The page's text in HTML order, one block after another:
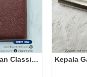
Kotak Rokok Elegan Classic Leather